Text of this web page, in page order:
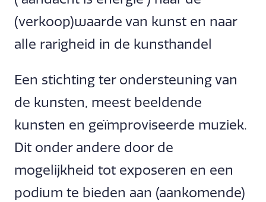
(verkoop)waarde van kunst en naar
alle rarigheid in de kunsthandel
Een stichting ter ondersteuning van
de kunsten, meest beeldende
kunsten en geïmproviseerde muziek.
Dit onder andere door de
mogelijkheid tot exposeren en een
podium te bieden aan (aankomende)